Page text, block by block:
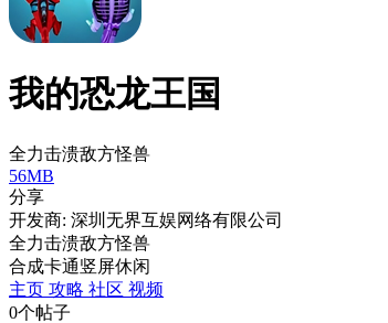
我的恐龙王国
全力击溃敌方怪兽
56MB
分享
开发商: 深圳无界互娱网络有限公司
全力击溃敌方怪兽
合成卡通竖屏休闲
主页 攻略 社区 视频
0个帖子